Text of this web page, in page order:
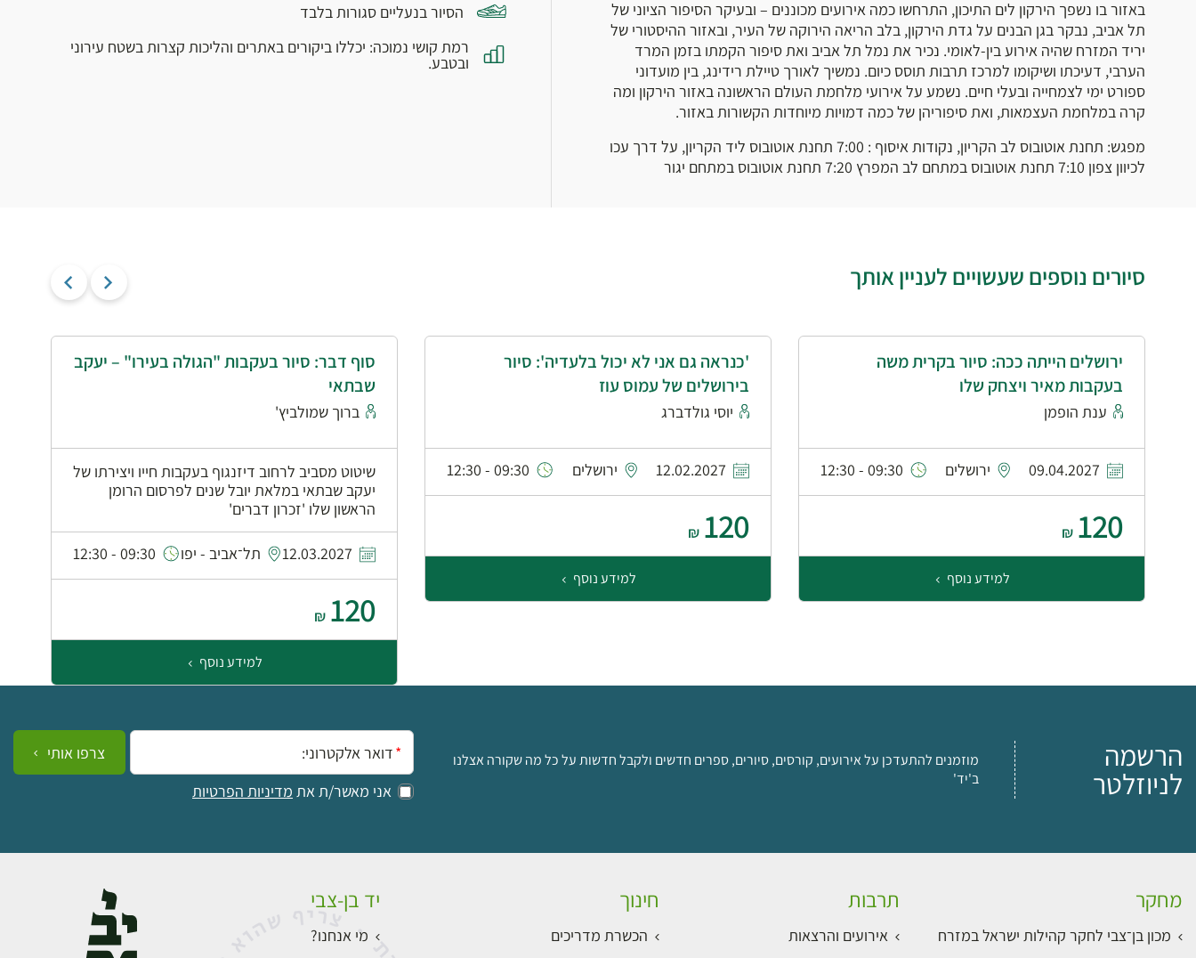
באזור בו נשפך הירקון לים התיכון, התרחשו כמה אירועים מכוננים – ובעיקר הסיפור הציוני של
תל אביב, נבקר בגן הבנים על גדת הירקון, בלב הריאה הירוקה של העיר, ובאזור ההיסטורי של
יריד המזרח שהיה אירוע בין-לאומי. נכיר את נמל תל אביב ואת סיפור הקמתו בזמן המרד
הערבי, דעיכתו ושיקומו למרכז תרבות תוסס כיום. נמשיך לאורך טיילת רידינג, בין מועדוני
ספורט ימי לצמחייה ובעלי חיים. נשמע על אירועי מלחמת העולם הראשונה באזור הירקון ומה
קרה במלחמת העצמאות, ואת סיפוריהן של כמה דמויות מיוחדות הקשורות באזור.
מפגש: תחנת אוטובוס לב הקריון, נקודות איסוף : 7:00 תחנת אוטובוס ליד הקריון, על דרך עכו
לכיוון צפון 7:10 תחנת אוטובוס במתחם לב המפרץ 7:20 תחנת אוטובוס במתחם יגור
הסיור בנעליים סגורות בלבד
רמת קושי נמוכה: יכללו ביקורים באתרים והליכות קצרות בשטח עירוני
ובטבע.
סיורים נוספים שעשויים לעניין אותך
ירושלים הייתה ככה: סיור בקרית משה
בעקבות מאיר ויצחק שלו
ענת הופמן
09.04.2027 ירושלים 09:30 - 12:30
120
₪
למידע נוסף
'כנראה גם אני לא יכול בלעדיה': סיור
בירושלים של עמוס עוז
יוסי גולדברג
12.02.2027 ירושלים 09:30 - 12:30
120
₪
למידע נוסף
סוף דבר: סיור בעקבות "הגולה בעירו" – יעקב
שבתאי
ברוך שמולביץ'
שיטוט מסביב לרחוב דיזנגוף בעקבות חייו ויצירתו של
יעקב שבתאי במלאת יובל שנים לפרסום הרומן
הראשון שלו 'זכרון דברים'
12.03.2027 תל־אביב - יפו 09:30 - 12:30
120
₪
למידע נוסף
הרשמה
לניוזלטר
מוזמנים להתעדכן על אירועים, קורסים, סיורים, ספרים חדשים ולקבל חדשות על כל מה שקורה אצלנו
ב'יד'
אימייל:
אני מאשר/ת את מדיניות הפרטיות
צרפו אותי
מחקר
מכון בן־צבי לחקר קהילות ישראל במזרח
תרבות
אירועים והרצאות
חינוך
הכשרת מדריכים
יד בן-צבי
מי אנחנו?